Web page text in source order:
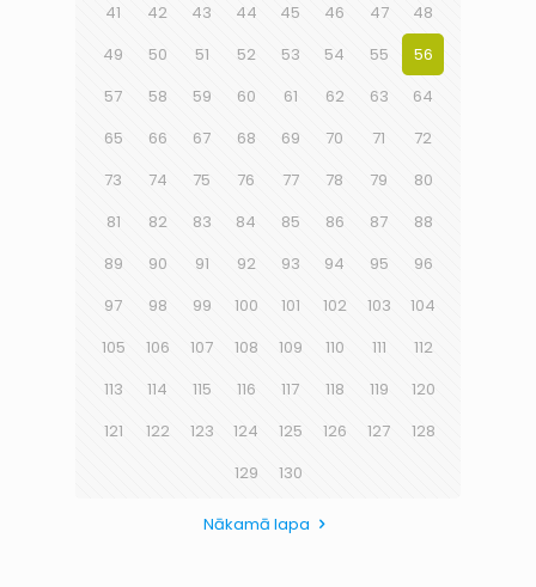
41
42 43 44 45 46 47
48
49
50 51 52 53 54 55
56
57
58 59 60 61 62 63
64
65
66 67 68 69 70 71
72
73
74 75 76 77 78 79
80
81
82 83 84 85 86 87
88
89
90 91 92 93 94 95
96
97
98 99 100 101 102 103
104
105
106 107 108 109 110 111
112
113
114 115 116 117 118 119
120
121
122 123 124 125 126 127
128
129
130
Nākamā lapa